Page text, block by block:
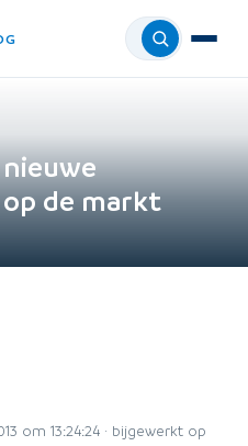
Menu
de markt
om 13:24:24 · bijgewerkt op